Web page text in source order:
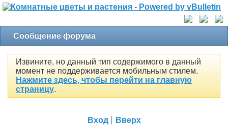
Сообщение форума
Извините, но данный тип содержимого в данный
момент не поддерживается мобильным стилем.
Нажмите здесь, чтобы перейти на главную
страницу.
Вход Вверх